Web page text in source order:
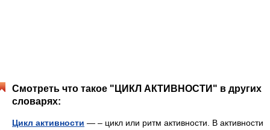
Смотреть что такое "ЦИКЛ АКТИВНОСТИ" в других
словарях:
Цикл активности — – цикл или ритм активности. В активности